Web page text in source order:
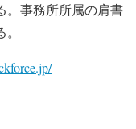
。事務所所属の肩書